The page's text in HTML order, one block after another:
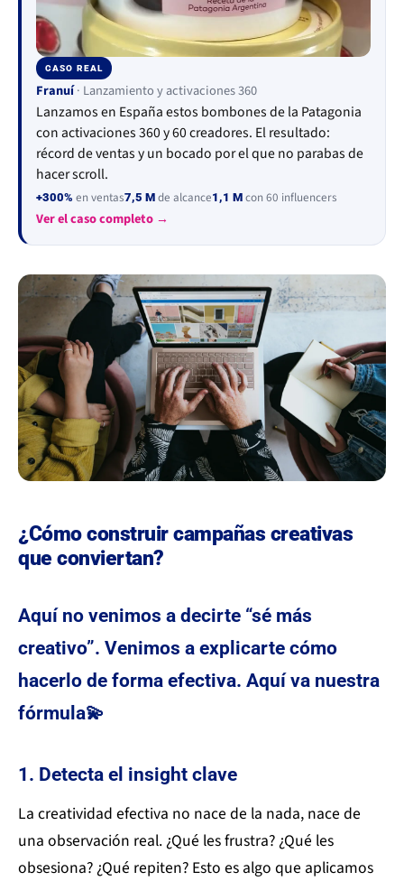
▶
CASO REAL
Franuí· Lanzamiento y activaciones 360
Lanzamos en España estos bombones de la Patagonia
con activaciones 360 y 60 creadores. El resultado:
récord de ventas y un bocado por el que no parabas de
hacer scroll.
+300% en ventas7,5 M de alcance1,1 M con 60 influencers
Ver el caso completo →
¿Cómo construir campañas creativas
que conviertan?
Aquí no venimos a decirte “sé más
creativo”. Venimos a explicarte cómo
hacerlo de forma efectiva. Aquí va nuestra
fórmula💫
1. Detecta el insight clave
La creatividad efectiva no nace de la nada, nace de
una observación real. ¿Qué les frustra? ¿Qué les
obsesiona? ¿Qué repiten? Esto es algo que aplicamos